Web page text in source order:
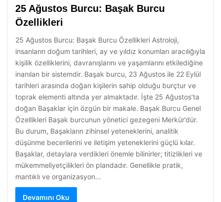
25 Ağustos Burcu: Başak Burcu
Özellikleri
25 Ağustos Burcu: Başak Burcu Özellikleri Astroloji,
insanların doğum tarihleri, ay ve yıldız konumları aracılığıyla
kişilik özelliklerini, davranışlarını ve yaşamlarını etkilediğine
inanılan bir sistemdir. Başak burcu, 23 Ağustos ile 22 Eylül
tarihleri arasında doğan kişilerin sahip olduğu burçtur ve
toprak elementi altında yer almaktadır. İşte 25 Ağustos’ta
doğan Başaklar için özgün bir makale. Başak Burcu Genel
Özellikleri Başak burcunun yönetici gezegeni Merkür’dür.
Bu durum, Başakların zihinsel yeteneklerini, analitik
düşünme becerilerini ve iletişim yeteneklerini güçlü kılar.
Başaklar, detaylara verdikleri önemle bilinirler; titizlikleri ve
mükemmeliyetçilikleri ön plandadır. Genellikle pratik,
mantıklı ve organizasyon…
Devamını Oku